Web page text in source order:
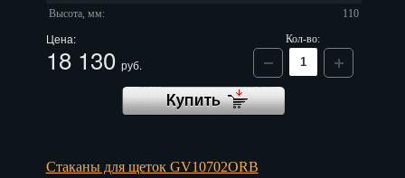
Высота, мм:
110
Цена:
18 130 руб.
Кол-во:
Стаканы для щеток GV10702ORB